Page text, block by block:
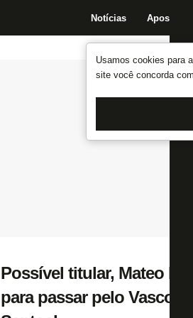
Usamos cookies para
site você concorda
Notícias Apostas
Possível titular, Mateo
para passar pelo Vasco: